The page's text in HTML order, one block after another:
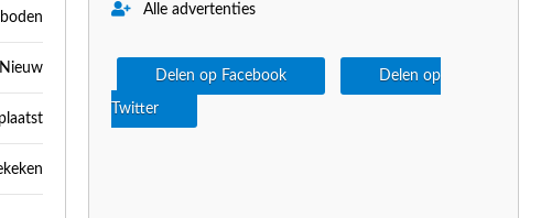
Alle advertenties
Delen op Facebook Delen op
Twitter